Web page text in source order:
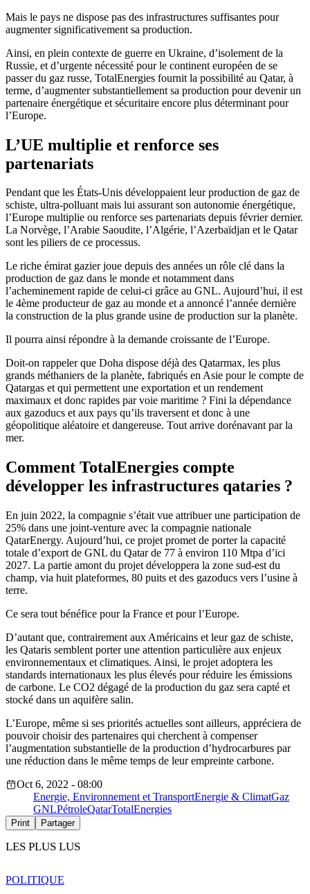
Mais le pays ne dispose pas des infrastructures suffisantes pour
augmenter significativement sa production.
Ainsi, en plein contexte de guerre en Ukraine, d’isolement de la
Russie, et d’urgente nécessité pour le continent européen de se
passer du gaz russe, TotalEnergies fournit la possibilité au Qatar, à
terme, d’augmenter substantiellement sa production pour devenir un
partenaire énergétique et sécuritaire encore plus déterminant pour
l’Europe.
L’UE multiplie et renforce ses
partenariats
Pendant que les États-Unis développaient leur production de gaz de
schiste, ultra-polluant mais lui assurant son autonomie énergétique,
l’Europe multiplie ou renforce ses partenariats depuis février dernier.
La Norvège, l’Arabie Saoudite, l’Algérie, l’Azerbaïdjan et le Qatar
sont les piliers de ce processus.
Le riche émirat gazier joue depuis des années un rôle clé dans la
production de gaz dans le monde et notamment dans
l’acheminement rapide de celui-ci grâce au GNL. Aujourd’hui, il est
le 4ème producteur de gaz au monde et a annoncé l’année dernière
la construction de la plus grande usine de production sur la planète.
Il pourra ainsi répondre à la demande croissante de l’Europe.
Doit-on rappeler que Doha dispose déjà des Qatarmax, les plus
grands méthaniers de la planète, fabriqués en Asie pour le compte de
Qatargas et qui permettent une exportation et un rendement
maximaux et donc rapides par voie maritime ? Fini la dépendance
aux gazoducs et aux pays qu’ils traversent et donc à une
géopolitique aléatoire et dangereuse. Tout arrive dorénavant par la
mer.
Comment TotalEnergies compte
développer les infrastructures qataries ?
En juin 2022, la compagnie s’était vue attribuer une participation de
25% dans une joint-venture avec la compagnie nationale
QatarEnergy. Aujourd’hui, ce projet promet de porter la capacité
totale d’export de GNL du Qatar de 77 à environ 110 Mtpa d’ici
2027. La partie amont du projet développera la zone sud-est du
champ, via huit plateformes, 80 puits et des gazoducs vers l’usine à
terre.
Ce sera tout bénéfice pour la France et pour l’Europe.
D’autant que, contrairement aux Américains et leur gaz de schiste,
les Qataris semblent porter une attention particulière aux enjeux
environnementaux et climatiques. Ainsi, le projet adoptera les
standards internationaux les plus élevés pour réduire les émissions
de carbone. Le CO2 dégagé de la production du gaz sera capté et
stocké dans un aquifère salin.
L’Europe, même si ses priorités actuelles sont ailleurs, appréciera de
pouvoir choisir des partenaires qui cherchent à compenser
l’augmentation substantielle de la production d’hydrocarbures par
une réduction dans le même temps de leur empreinte carbone.
Oct 6, 2022 - 08:00
Energie, Environnement et TransportEnergie & ClimatGaz
GNLPétroleQatarTotalEnergies
Print Partager
LES PLUS LUS
POLITIQUE